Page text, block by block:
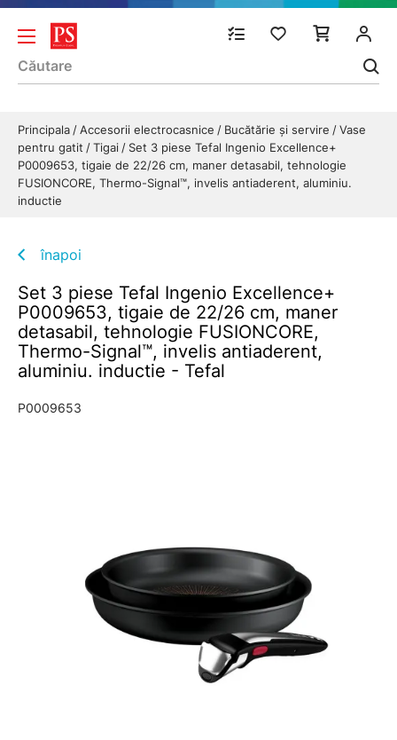
Principala Accesorii electrocasnice Bucătărie și servire
Vase
pentru gatit
Tigai
Set 3 piese Tefal Ingenio Excellence+
P0009653, tigaie de 22/26 cm, maner detasabil, tehnologie
FUSIONCORE, Thermo-Signal™, invelis antiaderent, aluminiu.
inductie
înapoi
Set 3 piese Tefal Ingenio Excellence+
P0009653, tigaie de 22/26 cm, maner
detasabil, tehnologie FUSIONCORE,
Thermo-Signal™, invelis antiaderent,
aluminiu. inductie - Tefal
P0009653